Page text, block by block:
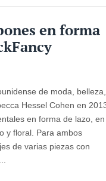
en forma
de moda, belleza,
Hessel Cohen en
en forma de lazo, en
y floral. Para ambos
de varias piezas con